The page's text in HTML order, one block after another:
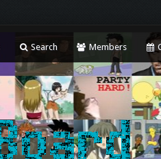
Search Members